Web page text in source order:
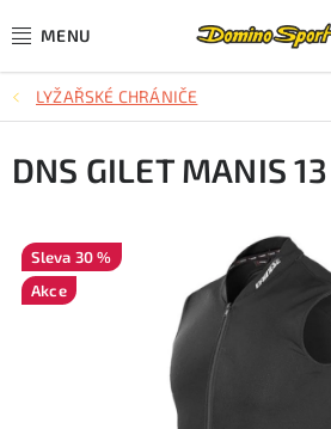
na
CYKLISTIKA
SJEZDOVÉ LYŽOVÁNÍ
BĚŽECKÉ LYŽOVÁNÍ
LYŽAŘSKÉ CHRÁNIČE
DNS GILET MANIS
30 %
Akce